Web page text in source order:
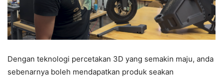
Dengan teknologi percetakan 3D yang semakin maju, anda
sebenarnya boleh mendapatkan produk seakan